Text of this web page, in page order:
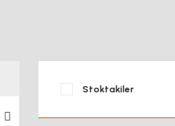
Stoktakiler